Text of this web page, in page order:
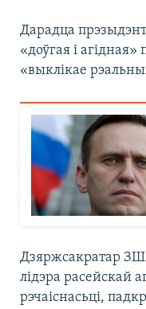
Дарадца
«доўгая і
«выклікае
Дзяржсакратар
лідэра расейскай
рэчаіснасьці,